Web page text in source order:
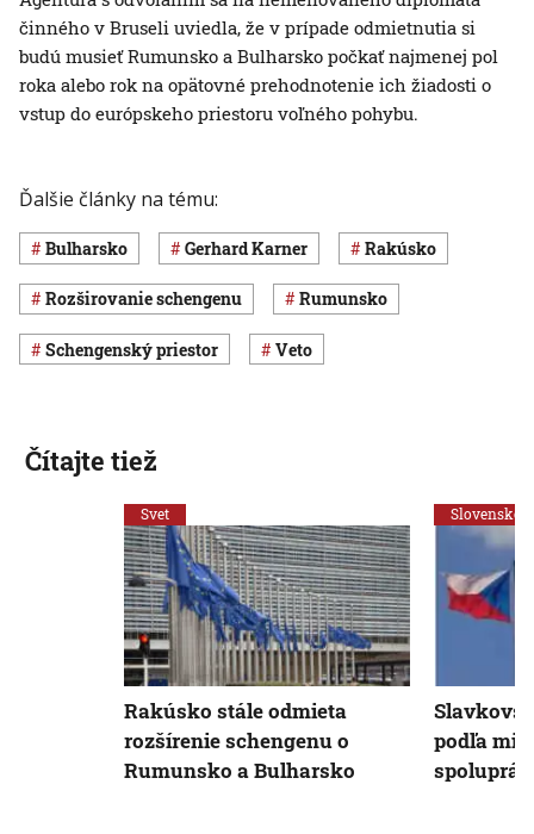
činného v Bruseli uviedla, že v prípade odmietnutia si
budú musieť Rumunsko a Bulharsko počkať najmenej pol
roka alebo rok na opätovné prehodnotenie ich žiadosti o
vstup do európskeho priestoru voľného pohybu.
Ďalšie články na tému:
Bulharsko Gerhard Karner Rakúsko
rozširovanie schengenu Rumunsko
schengenský priestor veto
Čítajte tiež
Svet
Rakúsko stále odmieta
rozšírenie schengenu o
Rumunsko a Bulharsko
Slovensko
podľa